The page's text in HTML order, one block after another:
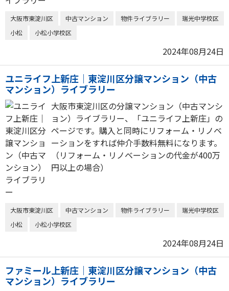
大阪市東淀川区 中古マンション 物件ライブラリー
瑞光中学校区
小松
小松小学校区
2024年08月24日
ユニライフ上新庄｜東淀川区分譲マンション（中古
マンション）ライブラリー
大阪市東淀川区の分譲マンション（中古マンシ
ョン）ライブラリー、「ユニライフ上新庄」の
ページです。購入と同時にリフォーム・リノベ
ーションをすれば仲介手数料無料になります。
（リフォーム・リノベーションの代金が400万
円以上の場合）
大阪市東淀川区 中古マンション 物件ライブラリー
瑞光中学校区
小松
小松小学校区
2024年08月24日
ファミール上新庄｜東淀川区分譲マンション（中古
マンション）ライブラリー